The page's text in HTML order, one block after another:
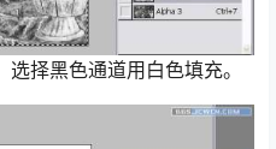
择黑色通道用白色填充。